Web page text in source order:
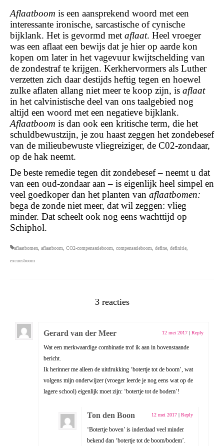
Aflaatboom is een aansprekend woord met een
interessante ironische, sarcastische of cynische
bijklank. Het is gevormd met aflaat. Heel vroeger
was een aflaat een bewijs dat je hier op aarde kon
kopen om later in het vagevuur kwijtschelding van
de zondestraf te krijgen. Kerkhervormers als Luther
verzetten zich daar destijds heftig tegen en hoewel
zulke aflaten allang niet meer te koop zijn, is aflaat
in het calvinistische deel van ons taalgebied nog
altijd een woord met een negatieve bijklank.
Aflaatboom is dan ook een kritische term, die het
schuldbewustzijn, je zou haast zeggen het zondebesef
van de milieubewuste vliegreiziger, de C02-zondaar,
op de hak neemt.
De beste remedie tegen dit zondebesef – neemt u dat
van een oud-zondaar aan – is eigenlijk heel simpel en
veel goedkoper dan het planten van aflaatbomen:
bega de zonde niet meer, dat wil zeggen: vlieg
minder. Dat scheelt ook nog eens wachttijd op
Schiphol.
aflaatbomen aflaatboom CO2-compensatieboom compensatieboom define definitie
excuusboom
3 reacties
Gerard van der Meer 12 mei 2017 | Reply
Wat een merkwaardige combinatie trof ik aan in bovenstaande
bericht.
Ik herinner me alleen de uitdrukking ‘botertje tot de boom’, wat
volgens mijn onderwijzer (vroeger leerde je nog eens wat op de
lagere school) eigenlijk moet zijn: ‘botertje tot de bodem’!
Ton den Boon 12 mei 2017 | Reply
‘Botertje boven’ is inderdaad veel minder
bekend dan ‘botertje tot de boom/bodem’.